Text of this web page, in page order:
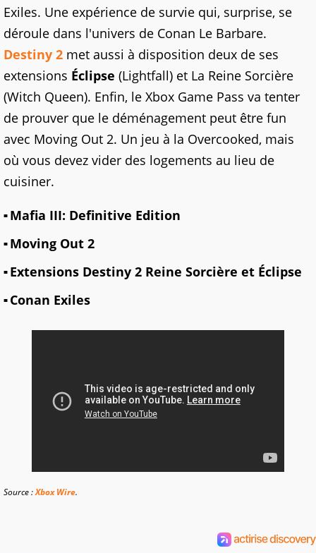
Exiles. Une expérience de survie qui, surprise, se
déroule dans l'univers de Conan Le Barbare.
Destiny 2 met aussi à disposition deux de ses
extensions Éclipse (Lightfall) et La Reine Sorcière
(Witch Queen). Enfin, le Xbox Game Pass va tenter
de prouver que le déménagement peut être fun
avec Moving Out 2. Un jeu à la Overcooked, mais
où vous devez vider des logements au lieu de
cuisiner.
Mafia III: Definitive Edition
Moving Out 2
Extensions Destiny 2 Reine Sorcière et Éclipse
Conan Exiles
Source :Xbox Wire.